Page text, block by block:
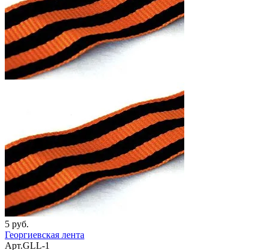
5 руб.
Георгиевская лента
Арт.GLL-1